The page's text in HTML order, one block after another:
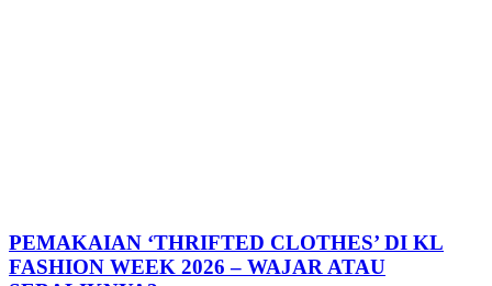
PEMAKAIAN ‘THRIFTED CLOTHES’ DI KL
FASHION WEEK 2026 – WAJAR ATAU